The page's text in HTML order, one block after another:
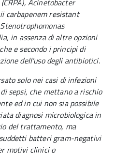
Acinetobacter
carbapenem resistant
Stenotrophomonas
in assenza di altre opzioni
e secondo i principi di
dell'uso degli antibiotici.
solo nei casi di infezioni
sepsi, che mettano a rischio
ed in cui non sia possibile
diagnosi microbiologica in
del trattamento, ma
batteri gram-negativi
motivi clinici o